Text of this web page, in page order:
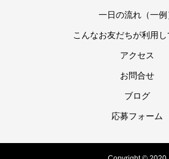
一日の流れ（一例
こんなお友だちが利用
アクセス
お問合せ
ブログ
応募フォーム